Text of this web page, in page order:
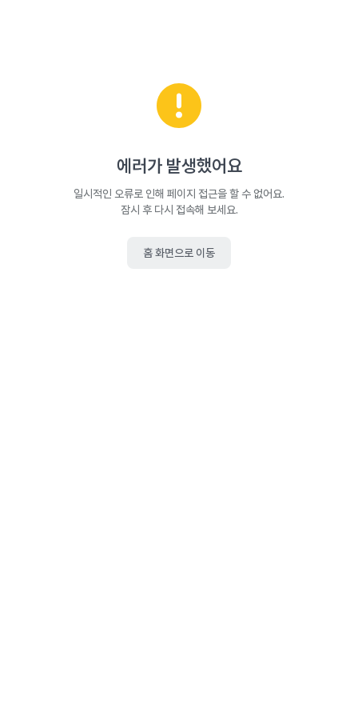
에러가 발생했어요
일시적인 오류로 인해 페이지 접근을 할 수 없어요.
잠시 후 다시 접속해 보세요.
홈 화면으로 이동